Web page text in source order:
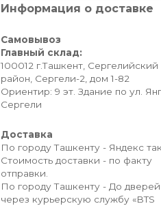
Информация о доставке
Самовывоз
Главный склад:
100012 г.Ташкент, Сергелийский
район, Сергели-2, дом 1-82
Ориентир: 9 эт. Здание по ул.
Сергели
Доставка
По городу Ташкенту - Яндекс
Стоимость доставки - по факту
отправки.
По городу Ташкенту - До дверей
через курьерскую службу «BTS